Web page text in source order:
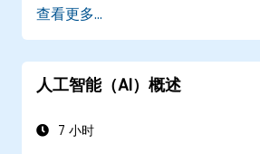
查看更多...
人工智能（AI）概述
7 小时